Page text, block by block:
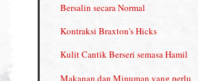
Bersalin secara Normal
Kontraksi Braxton's Hicks
Kulit Cantik Berseri semasa Hamil
Makanan dan Minuman yang perlu